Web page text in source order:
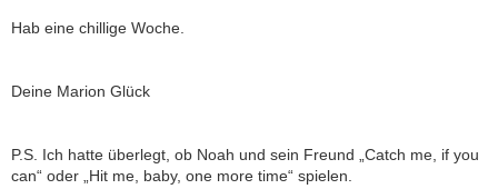
Hab eine chillige Woche.
Deine Marion Glück
P.S. Ich hatte überlegt, ob Noah und sein Freund „Catch me, if you
can“ oder „Hit me, baby, one more time“ spielen.